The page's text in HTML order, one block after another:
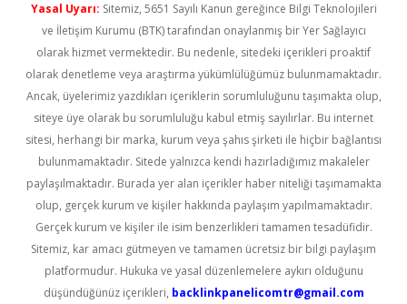
Yasal Uyarı: Sitemiz, 5651 Sayılı Kanun gereğince Bilgi Teknolojileri
ve İletişim Kurumu (BTK) tarafından onaylanmış bir Yer Sağlayıcı
olarak hizmet vermektedir. Bu nedenle, sitedeki içerikleri proaktif
olarak denetleme veya araştırma yükümlülüğümüz bulunmamaktadır.
Ancak, üyelerimiz yazdıkları içeriklerin sorumluluğunu taşımakta olup,
siteye üye olarak bu sorumluluğu kabul etmiş sayılırlar. Bu internet
sitesi, herhangi bir marka, kurum veya şahıs şirketi ile hiçbir bağlantısı
bulunmamaktadır. Sitede yalnızca kendi hazırladığımız makaleler
paylaşılmaktadır. Burada yer alan içerikler haber niteliği taşımamakta
olup, gerçek kurum ve kişiler hakkında paylaşım yapılmamaktadır.
Gerçek kurum ve kişiler ile isim benzerlikleri tamamen tesadüfidir.
Sitemiz, kar amacı gütmeyen ve tamamen ücretsiz bir bilgi paylaşım
platformudur. Hukuka ve yasal düzenlemelere aykırı olduğunu
düşündüğünüz içerikleri, backlinkpanelicomtr@gmail.com